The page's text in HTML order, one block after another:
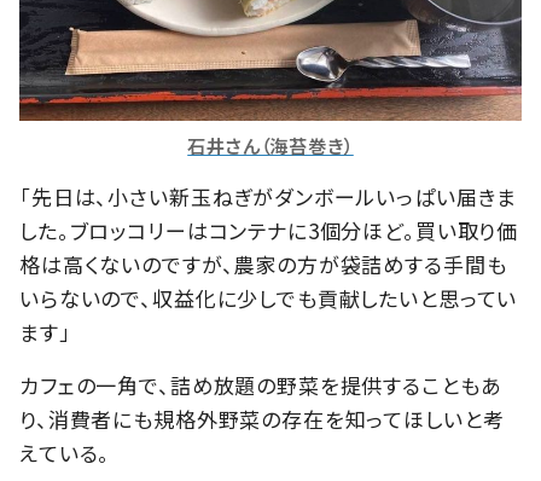
石井さん（海苔巻き）
「先日は、小さい新玉ねぎがダンボールいっぱい届きま
した。ブロッコリーはコンテナに3個分ほど。買い取り価
格は高くないのですが、農家の方が袋詰めする手間も
いらないので、収益化に少しでも貢献したいと思ってい
ます」
カフェの一角で、詰め放題の野菜を提供することもあ
り、消費者にも規格外野菜の存在を知ってほしいと考
えている。